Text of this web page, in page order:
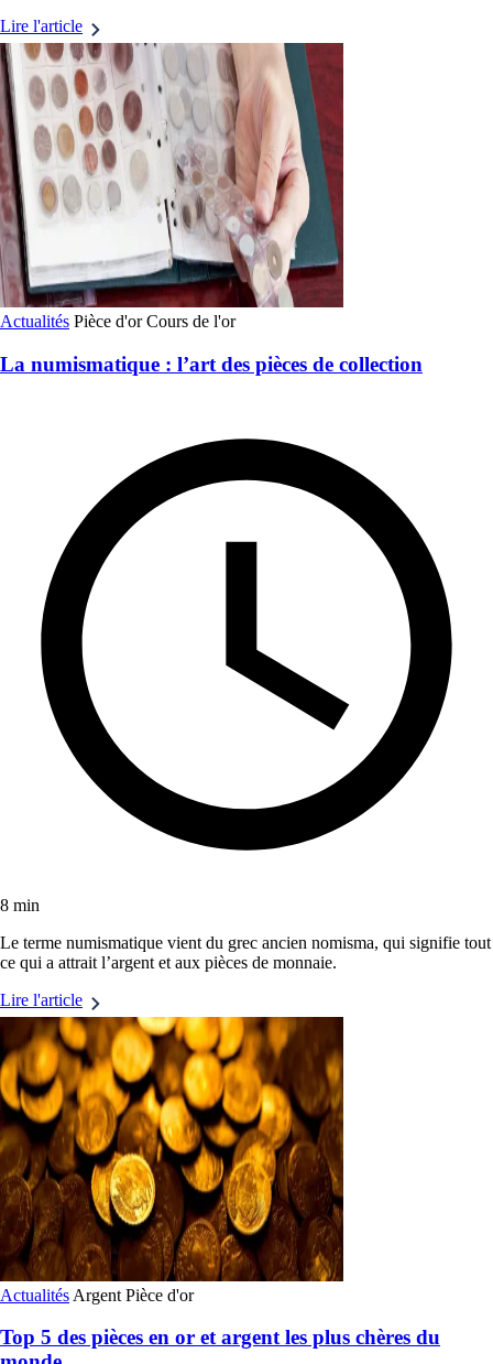
Lire l'article
Actualités Pièce d'or Cours de l'or
La numismatique : l’art des pièces de collection
8 min
Le terme numismatique vient du grec ancien nomisma, qui signifie tout
ce qui a attrait l’argent et aux pièces de monnaie.
Lire l'article
Actualités Argent Pièce d'or
Top 5 des pièces en or et argent les plus chères du